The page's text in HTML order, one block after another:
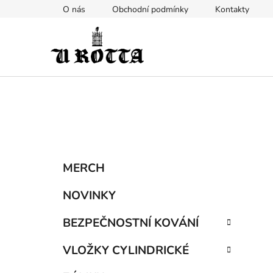
O nás Obchodní podmínky Kontakty
Přeskočit
kategorie
MERCH
NOVINKY
BEZPEČNOSTNÍ KOVÁNÍ
VLOŽKY CYLINDRICKÉ